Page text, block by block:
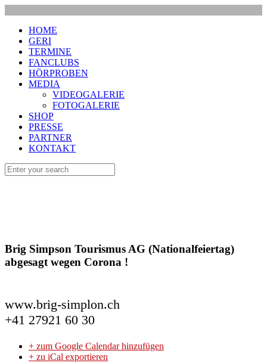
HOME
GERI
TERMINE
FANCLUBS
HÖRPROBEN
MEDIA
VIDEOGALERIE
FOTOGALERIE
SHOP
PRESSE
PARTNER
KONTAKT
Brig Simpson Tourismus AG (Nationalfeiertag)
abgesagt wegen Corona !
www.brig-simplon.ch
+41 27921 60 30
+ zum Google Calendar hinzufügen
+ zu iCal exportieren